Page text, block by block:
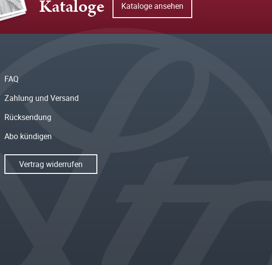
Kataloge Kataloge ansehen
FAQ
Zahlung und Versand
Rücksendung
Abo kündigen
Vertrag widerrufen